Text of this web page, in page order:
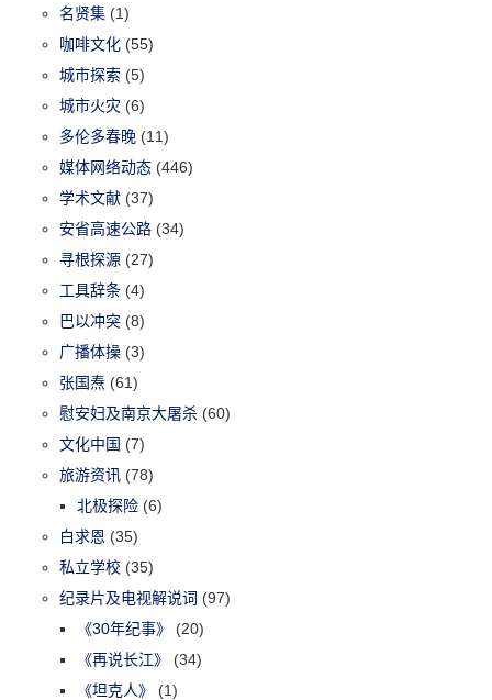
名贤集 (1)
咖啡文化 (55)
城市探索 (5)
城市火灾 (6)
多伦多春晚 (11)
媒体网络动态 (446)
学术文献 (37)
安省高速公路 (34)
寻根探源 (27)
工具辞条 (4)
巴以冲突 (8)
广播体操 (3)
张国焘 (61)
慰安妇及南京大屠杀 (60)
文化中国 (7)
旅游资讯 (78)
北极探险 (6)
白求恩 (35)
私立学校 (35)
纪录片及电视解说词 (97)
《30年纪事》
(20)
《再说长江》
(34)
《坦克人》
(1)